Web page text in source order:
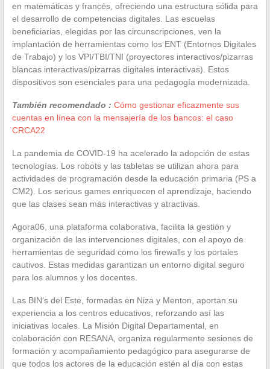
en matemáticas y francés, ofreciendo una estructura sólida para
el desarrollo de competencias digitales. Las escuelas
beneficiarias, elegidas por las circunscripciones, ven la
implantación de herramientas como los ENT (Entornos Digitales
de Trabajo) y los VPI/TBI/TNI (proyectores interactivos/pizarras
blancas interactivas/pizarras digitales interactivas). Estos
dispositivos son esenciales para una pedagogía modernizada.
También recomendado : Cómo gestionar eficazmente sus
cuentas en línea con la mensajería de los bancos: el caso
CRCA22
La pandemia de COVID-19 ha acelerado la adopción de estas
tecnologías. Los robots y las tabletas se utilizan ahora para
actividades de programación desde la educación primaria (PS a
CM2). Los serious games enriquecen el aprendizaje, haciendo
que las clases sean más interactivas y atractivas.
Agora06, una plataforma colaborativa, facilita la gestión y
organización de las intervenciones digitales, con el apoyo de
herramientas de seguridad como los firewalls y los portales
cautivos. Estas medidas garantizan un entorno digital seguro
para los alumnos y los docentes.
Las BIN’s del Este, formadas en Niza y Menton, aportan su
experiencia a los centros educativos, reforzando así las
iniciativas locales. La Misión Digital Departamental, en
colaboración con RESANA, organiza regularmente sesiones de
formación y acompañamiento pedagógico para asegurarse de
que todos los actores de la educación estén al día con estas